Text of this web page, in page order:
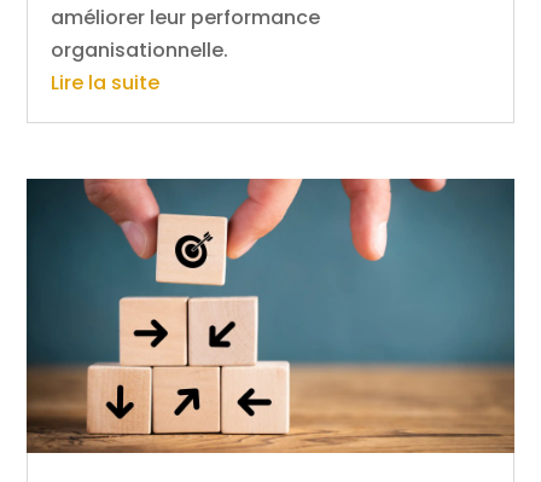
améliorer leur performance
organisationnelle.
Lire la suite